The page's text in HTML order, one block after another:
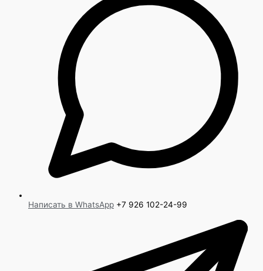
Написать в WhatsApp +7 926 102-24-99